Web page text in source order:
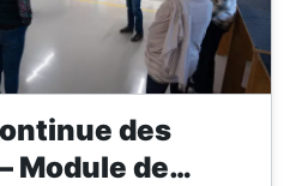
des
Module de